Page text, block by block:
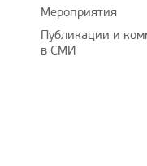
Мероприятия
Публикации и
в СМИ